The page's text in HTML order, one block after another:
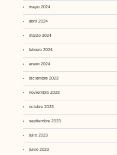
mayo 2024
abril 2024
marzo 2024
febrero 2024
enero 2024
diciembre 2023
noviembre 2023
octubre 2023
septiembre 2023
julio 2023
junio 2023